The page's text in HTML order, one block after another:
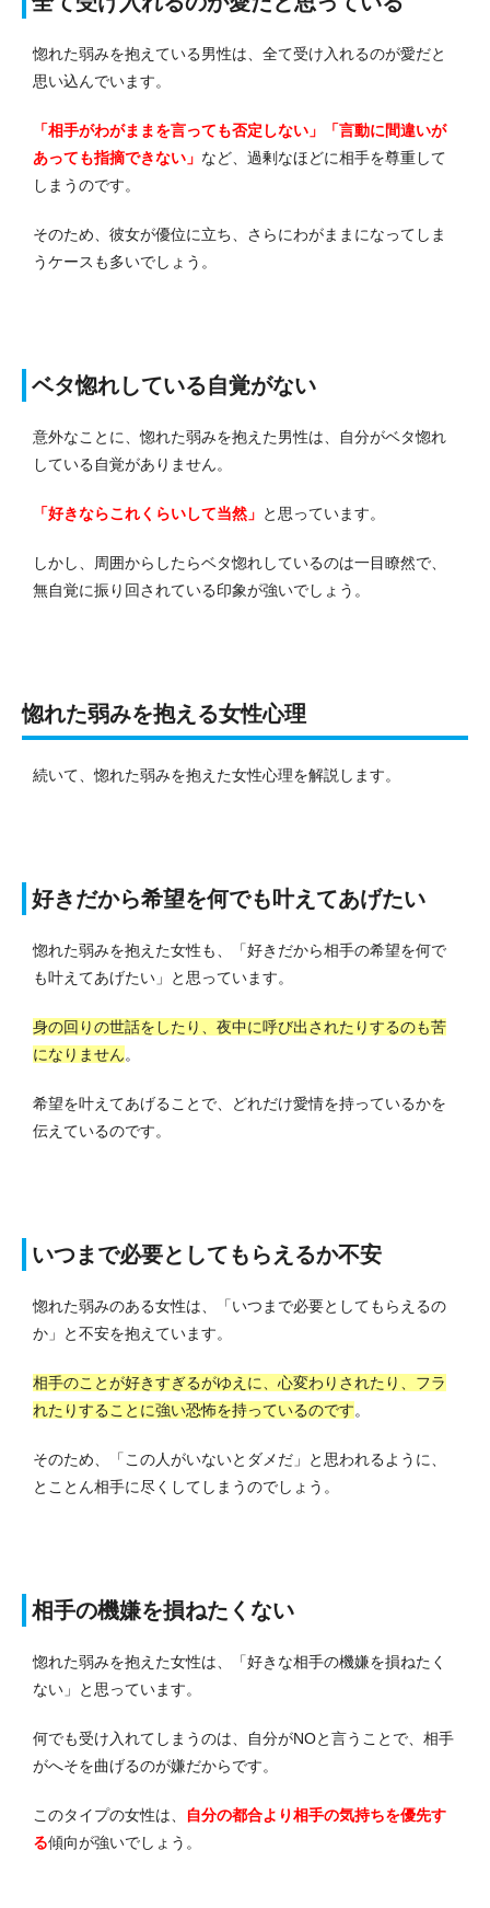
惚れた弱みを抱えている男性は、全て受け入れるのが愛だと
思い込んでいます。
「相手がわがままを言っても否定しない」「言動に間違いが
あっても指摘できない」 など、過剰なほどに相手を尊重して
しまうのです。
そのため、彼女が優位に立ち、さらにわがままになってしま
うケースも多いでしょう。
ベタ惚れしている自覚がない
意外なことに、惚れた弱みを抱えた男性は、自分がベタ惚れ
している自覚がありません。
「好きならこれくらいして当然」 と思っています。
しかし、周囲からしたらベタ惚れしているのは一目瞭然で、
無自覚に振り回されている印象が強いでしょう。
惚れた弱みを抱える女性心理
続いて、惚れた弱みを抱えた女性心理を解説します。
好きだから希望を何でも叶えてあげたい
惚れた弱みを抱えた女性も、「好きだから相手の希望を何で
も叶えてあげたい」と思っています。
身の回りの世話をしたり、夜中に呼び出されたりするのも苦
になりません。
希望を叶えてあげることで、どれだけ愛情を持っているかを
伝えているのです。
いつまで必要としてもらえるか不安
惚れた弱みのある女性は、「いつまで必要としてもらえるの
か」と不安を抱えています。
相手のことが好きすぎるがゆえに、心変わりされたり、フラ
れたりすることに強い恐怖を持っているのです。
そのため、「この人がいないとダメだ」と思われるように、
とことん相手に尽くしてしまうのでしょう。
相手の機嫌を損ねたくない
惚れた弱みを抱えた女性は、「好きな相手の機嫌を損ねたく
ない」と思っています。
何でも受け入れてしまうのは、自分がNOと言うことで、相手
がへそを曲げるのが嫌だからです。
このタイプの女性は、
自分の都合より相手の気持ちを優先す
る傾向が強いでしょう。